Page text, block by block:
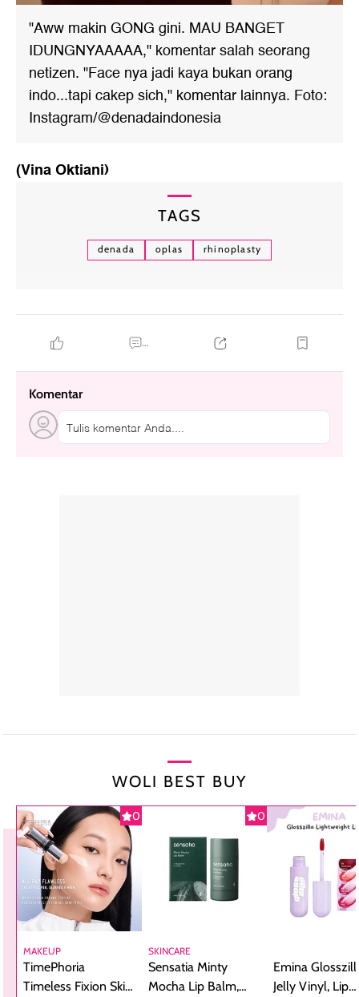
"Aww makin GONG gini. MAU BANGET
IDUNGNYAAAAA," komentar salah seorang
netizen. "Face nya jadi kaya bukan orang
indo...tapi cakep sich," komentar lainnya. Foto:
Instagram/@denadaindonesia
(Vina Oktiani)
TAGS
denada oplas rhinoplasty
...
Komentar
Tulis komentar Anda....
WOLI BEST BUY
0
MAKEUP
TimePhoria
Timeless Fixion Skin
0
SKINCARE
Sensatia Minty
Mocha Lip Balm,
Emina
Jelly Vinyl, Lip